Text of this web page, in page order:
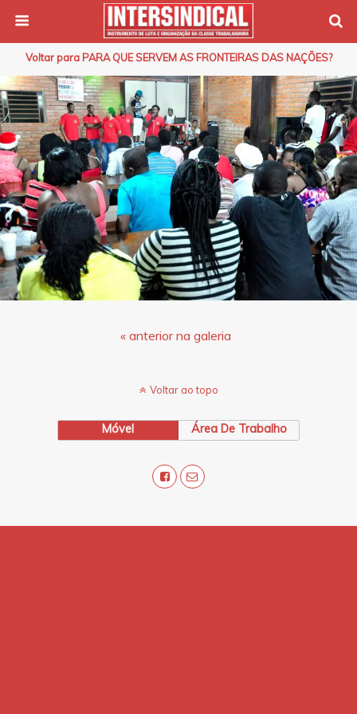
Voltar para PARA QUE SERVEM AS FRONTEIRAS DAS NAÇÕES?
« anterior na galeria
Voltar ao topo
Móvel Área De Trabalho